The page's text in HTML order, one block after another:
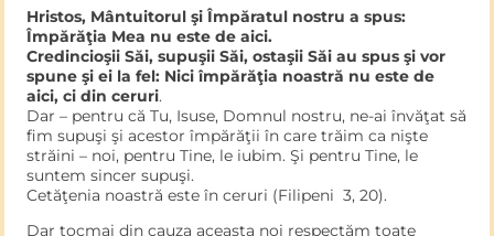
Hristos, Mântuitorul şi Împăratul nostru a spus:
Împărăţia Mea nu este de aici.
Credincioşii Săi, supuşii Săi, ostaşii Săi au spus şi vor
spune şi ei la fel: Nici împărăţia noastră nu este de
aici, ci din ceruri.
Dar – pentru că Tu, Isuse, Domnul nostru, ne-ai învăţat să
fim supuşi şi acestor împărăţii în care trăim ca nişte
străini – noi, pentru Tine, le iubim. Şi pentru Tine, le
suntem sincer supuşi.
Cetăţenia noastră este în ceruri (Filipeni 3, 20).
Dar tocmai din cauza aceasta noi respectăm toate